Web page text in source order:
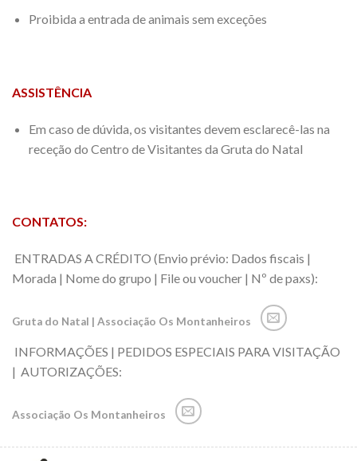
Proibida a entrada de animais sem exceções
ASSISTÊNCIA
Em caso de dúvida, os visitantes devem esclarecê-las na
receção do Centro de Visitantes da Gruta do Natal
CONTATOS:
ENTRADAS A CRÉDITO (Envio prévio: Dados fiscais |
Morada | Nome do grupo | File ou voucher | Nº de paxs):
Gruta do Natal | Associação Os Montanheiros
INFORMAÇÕES | PEDIDOS ESPECIAIS PARA VISITAÇÃO
| AUTORIZAÇÕES:
Associação Os Montanheiros